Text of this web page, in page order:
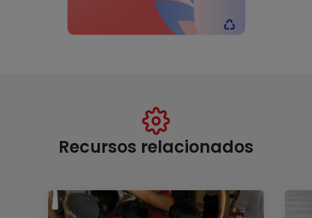
Recursos relacionados